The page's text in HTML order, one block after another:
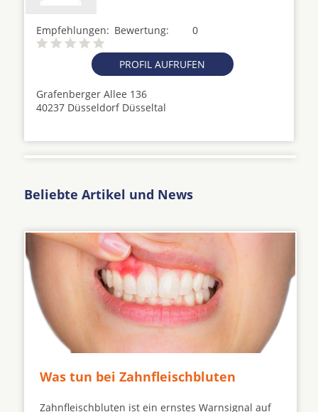
Empfehlungen: 0
Bewertung:
PROFIL AUFRUFEN
Grafenberger Allee 136
40237 Düsseldorf Düsseltal
Beliebte Artikel und News
Was tun bei Zahnfleischbluten
Zahnfleischbluten ist ein ernstes Warnsignal auf